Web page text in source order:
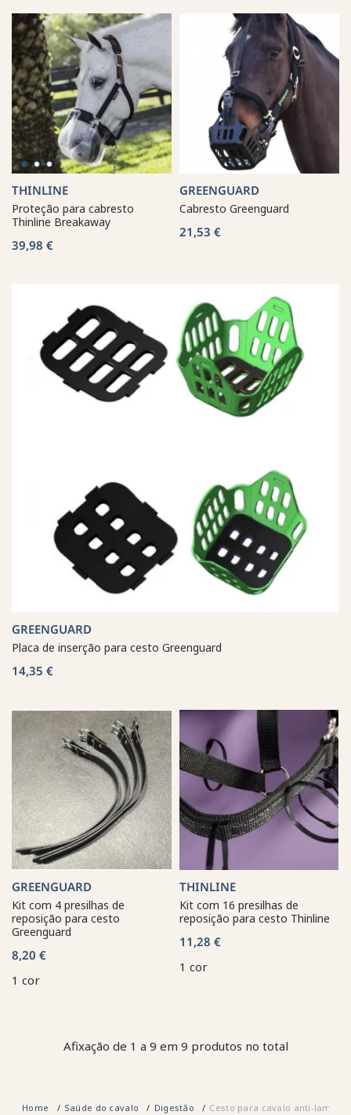
THINLINE
Proteção para cabresto
Thinline Breakaway
39,98 €
GREENGUARD
Cabresto Greenguard
21,53 €
GREENGUARD
Placa de inserção para cesto Greenguard
14,35 €
GREENGUARD
Kit com 4 presilhas de
reposição para cesto
Greenguard
8,20 €
1 cor
THINLINE
Kit com 16 presilhas de
reposição para cesto Thinline
11,28 €
1 cor
Afixação de 1 a 9 em 9 produtos no total
Home Saúde do cavalo Digestão Cesto para cavalo anti-